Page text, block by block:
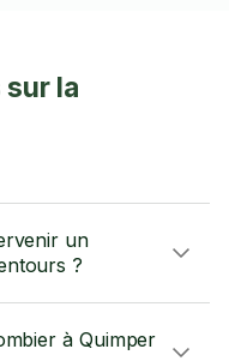
la
un
?
à Quimper